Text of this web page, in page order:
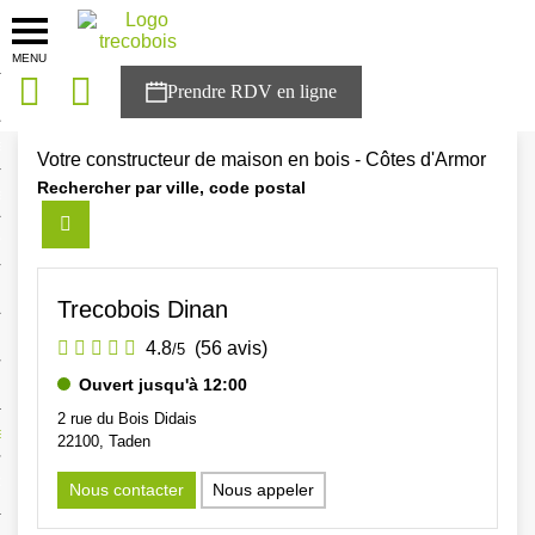
MENU
solutions
à NESTOR
Accueil >Agences>Bretagne >Côtes d'Armor
Votre constructeur de maison en bois - Côtes d'Armor
Rechercher par ville, code postal
Trecobois Dinan
4.8/5 (56 avis)
Ouvert jusqu'à 12:00
2 rue du Bois Didais
22100, Taden
Nous contacter Nous appeler